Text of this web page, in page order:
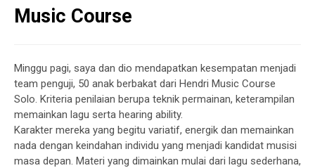
Music Course
Minggu pagi, saya dan dio mendapatkan kesempatan menjadi
team penguji, 50 anak berbakat dari Hendri Music Course
Solo. Kriteria penilaian berupa teknik permainan, keterampilan
memainkan lagu serta hearing ability.
Karakter mereka yang begitu variatif, energik dan memainkan
nada dengan keindahan individu yang menjadi kandidat musisi
masa depan. Materi yang dimainkan mulai dari lagu sederhana,